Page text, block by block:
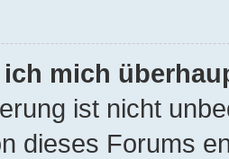
mich
ist nicht
dieses Forums